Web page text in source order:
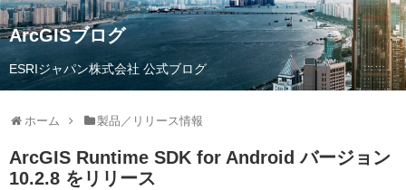
ArcGISブログ
ESRIジャパン株式会社 公式ブログ
ホーム 製品／リリース情報
ArcGIS Runtime SDK for Android バージョン
10.2.8 をリリース